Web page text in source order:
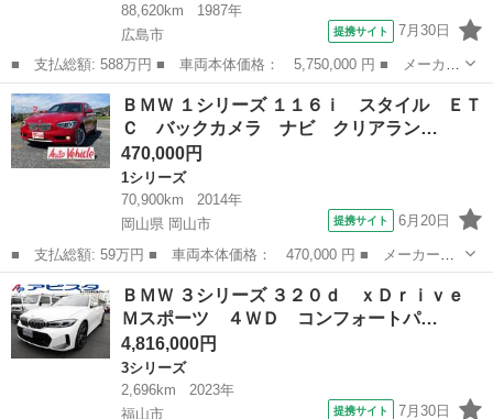
88,620km
1987年
広島市
提携サイト 7月30日
■ 支払総額: 588万円 ■ 車両本体価格： 5,750,000 円 ■ メーカー
名： ＢＭＷ ■ 車種名： ６シリーズ ■ グレード名： Ｍ６３５
ＣＳｉ 整備記録簿１５枚／サンルーフ／革シート／バックカメラ／
Ｂｌｕｅｔ...
広島 広島市
ＢＭＷ １シリーズ １１６ｉ スタイル ＥＴ
Ｃ バックカメラ ナビ クリアラン…
470,000円
1シリーズ
70,900km
2014年
岡山県 岡山市
提携サイト 6月20日
■ 支払総額: 59万円 ■ 車両本体価格： 470,000 円 ■ メーカー
名： ＢＭＷ ■ 車種名： １シリーズ ■ グレード名： １１６
ｉ スタイル ＥＴＣ バックカメラ ナビ クリアランスソナー
アルミホイール オ...
岡山 岡山市
ＢＭＷ ３シリーズ ３２０ｄ ｘＤｒｉｖｅ
Ｍスポーツ ４ＷＤ コンフォートパ…
4,816,000円
3シリーズ
2,696km
2023年
福山市
提携サイト 7月30日